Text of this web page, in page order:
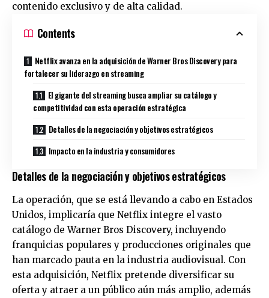
contenido exclusivo y de alta calidad.
Contents
Netflix avanza en la adquisición de Warner Bros Discovery para
fortalecer su liderazgo en streaming
El gigante del streaming busca ampliar su catálogo y
competitividad con esta operación estratégica
Detalles de la negociación y objetivos estratégicos
Impacto en la industria y consumidores
Detalles de la negociación y objetivos estratégicos
La operación, que se está llevando a cabo en Estados
Unidos, implicaría que Netflix integre el vasto
catálogo de Warner Bros Discovery, incluyendo
franquicias populares y producciones originales que
han marcado pauta en la industria audiovisual. Con
esta adquisición, Netflix pretende diversificar su
oferta y atraer a un público aún más amplio, además